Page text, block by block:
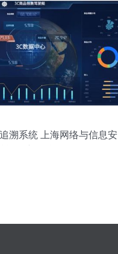
溯系统 上海网络与信息安